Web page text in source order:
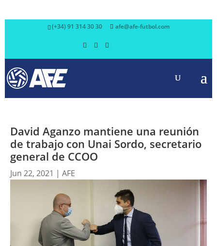
(+34) 91 314 30 30 afe@afe-futbol.com
David Aganzo mantiene una reunión
de trabajo con Unai Sordo, secretario
general de CCOO
Jun 22, 2021 | AFE